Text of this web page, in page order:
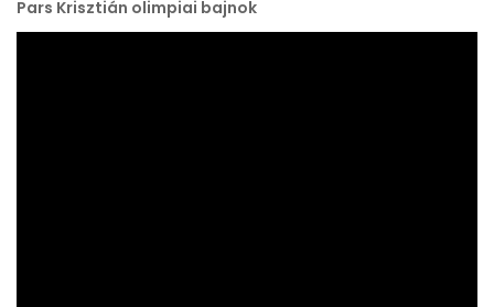
Pars Krisztián olimpiai bajnok